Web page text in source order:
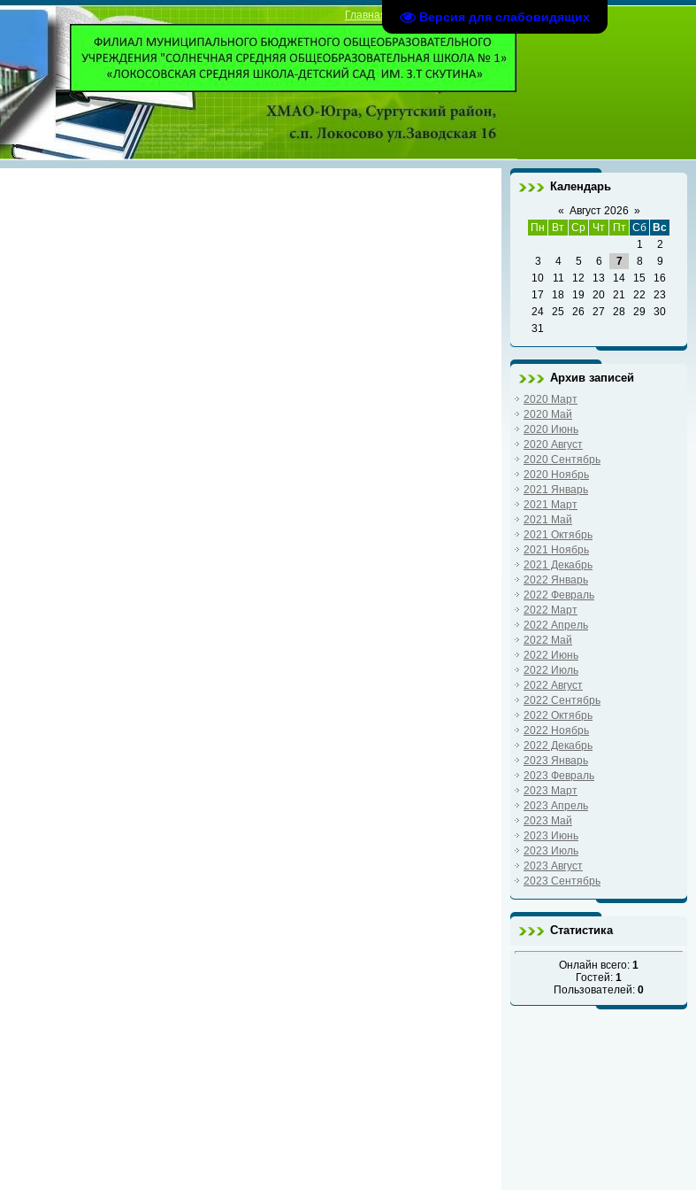
Версия для слабовидящих
Главная Регистрация| Вход
Календарь
« Август 2026 »
Пн
Вт Ср Чт Пт Сб
Вс
1
2
3
4 5 6 7 8
9
10
11 12 13 14 15
16
17
18 19 20 21 22
23
24
25 26 27 28 29
30
31
Архив записей
2020 Март
2020 Май
2020 Июнь
2020 Август
2020 Сентябрь
2020 Ноябрь
2021 Январь
2021 Март
2021 Май
2021 Октябрь
2021 Ноябрь
2021 Декабрь
2022 Январь
2022 Февраль
2022 Март
2022 Апрель
2022 Май
2022 Июнь
2022 Июль
2022 Август
2022 Сентябрь
2022 Октябрь
2022 Ноябрь
2022 Декабрь
2023 Январь
2023 Февраль
2023 Март
2023 Апрель
2023 Май
2023 Июнь
2023 Июль
2023 Август
2023 Сентябрь
Статистика
Онлайн всего: 1
Гостей: 1
Пользователей: 0